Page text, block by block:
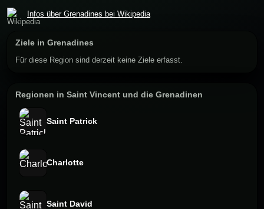
Infos über Grenadines bei Wikipedia
Ziele in Grenadines
Für diese Region sind derzeit keine Ziele erfasst.
Regionen in Saint Vincent und die Grenadinen
Saint Patrick
Charlotte
Saint David